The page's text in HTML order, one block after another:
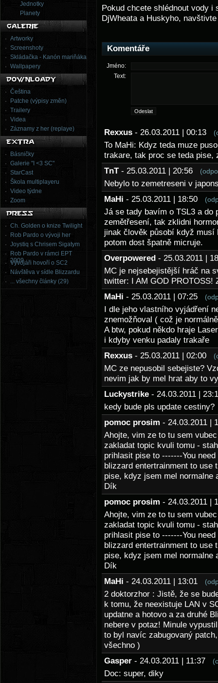
Jednotky
Planety
Artworky
Screenshoty
Skládačka - Kanón mariňáka
Wallpapery
Čeština
Patche (výpisy změn)
Trailery
Videa
Záznamy z her (replaye)
Básničky
Galerie "I <3 SC"
StarCast
Škola multiplayeru
Video týdne
Zoom
Ch. Golden o knize Twilight
Rob Pardo o vývoji her
Joystiq s Chrisem Sigatym
Rob Pardo v rámci EPT
2009
Vývojáři hovoří o SC2
Návštěva v sídle Blizzardu
... všechny články (29)
Pokud chcete shlédnout vody i
DjWheata a Huskyho,
Komentáře
Jméno:
Text:
Rexxus - 26.03.2011 | 00:13
To MaHi: Kdyz teda muze
trakare, tak proc se teda pise,
TnT - 25.03.2011 | 20:56
Nebylo to zemetreseni v
MaHi - 25.03.2011 | 18:50
Já se tady bavím o TSL3 a do
zemětřesení, tak zklidni
jinak člověk působí když musí
potom dost špatně micruje.
Overpowered - 25.03.2011 |
MC je nejsebejistější hráč na
twitter: I AM GOD PROTOSS!
MaHi - 25.03.2011 | 07:25
I dle jeho vlastního vyjádření
znemožňoval ( což je
A btw, pokud někdo hraje
i kdyby venku padaly trakaře
Rexxus - 25.03.2011 | 02:00
MC ze nepusobil sebejiste?
nevim jak by mel hrat aby to
Luckystrike - 24.03.2011 |
kedy bude pls update cestiny?
pomoc prosim - 24.03.2011
Ahojte, vim ze to tu sem
zakladat topic kvuli tomu -
prihlasit pise to -------You
blizzard entertrainment to use
pise, kdyz jsem mel normalne
Dík
pomoc prosim - 24.03.2011
Ahojte, vim ze to tu sem
zakladat topic kvuli tomu -
prihlasit pise to -------You
blizzard entertrainment to use
pise, kdyz jsem mel normalne
Dík
MaHi - 24.03.2011 | 13:01
2 doktorzhor : Jistě, že se
k tomu, že neexistuje LAN v
updatne a hotovo a za druhé
nebere v potaz! Minule
to byl navíc zabugovaný
všechno )
Gasper - 24.03.2011 | 11:37
Doc: super, diky